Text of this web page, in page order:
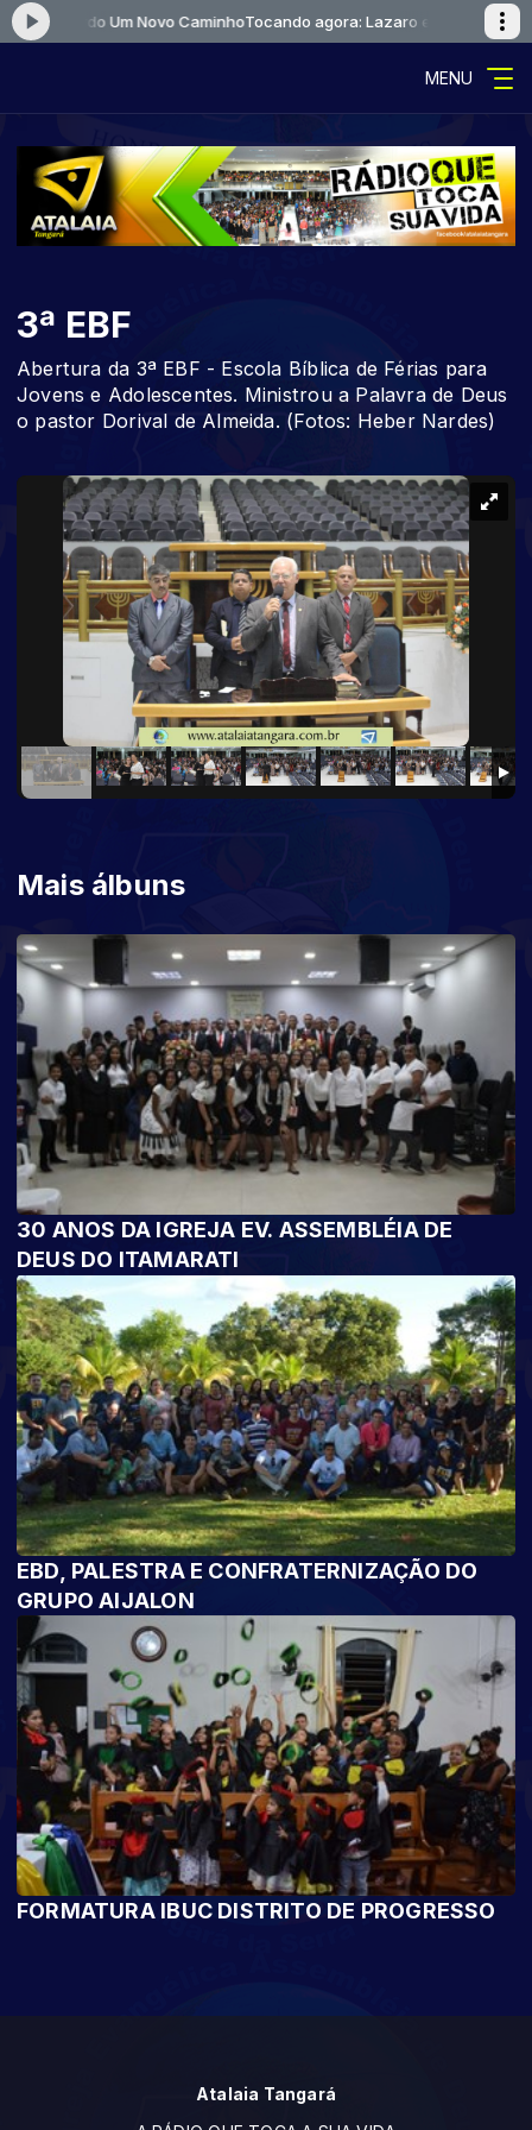
Eduardo Um Novo CaminhoTocando agora: Lazaro e Eduardo Um
MENU
3ª EBF
Abertura da 3ª EBF - Escola Bíblica de Férias para
Jovens e Adolescentes. Ministrou a Palavra de Deus
o pastor Dorival de Almeida. (Fotos: Heber Nardes)
Mais álbuns
30 ANOS DA IGREJA EV. ASSEMBLÉIA DE
DEUS DO ITAMARATI
EBD, PALESTRA E CONFRATERNIZAÇÃO DO
GRUPO AIJALON
FORMATURA IBUC DISTRITO DE PROGRESSO
Atalaia Tangará